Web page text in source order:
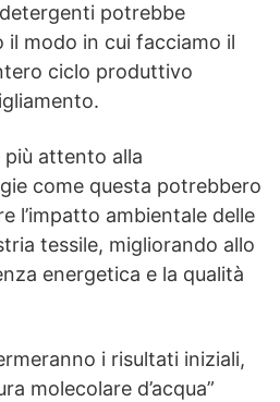
potrebbe
modo in cui facciamo il
ciclo produttivo
attento alla
come questa potrebbero
l’impatto ambientale delle
tessile, migliorando allo
energetica e la qualità
i risultati iniziali,
molecolare d’acqua”